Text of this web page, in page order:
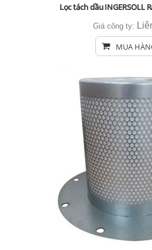
Lọc tách dầu INGERSOLL
Giá công ty:
MUA